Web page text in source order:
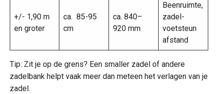
+/- 1,90 m
en groter
ca. 85-95
cm
ca. 840–
920 mm
Beenruimte,
zadel-
voetsteun
afstand
Tip: Zit je op de grens? Een smaller zadel of andere
zadelbank helpt vaak meer dan meteen het verlagen van je
zadel.